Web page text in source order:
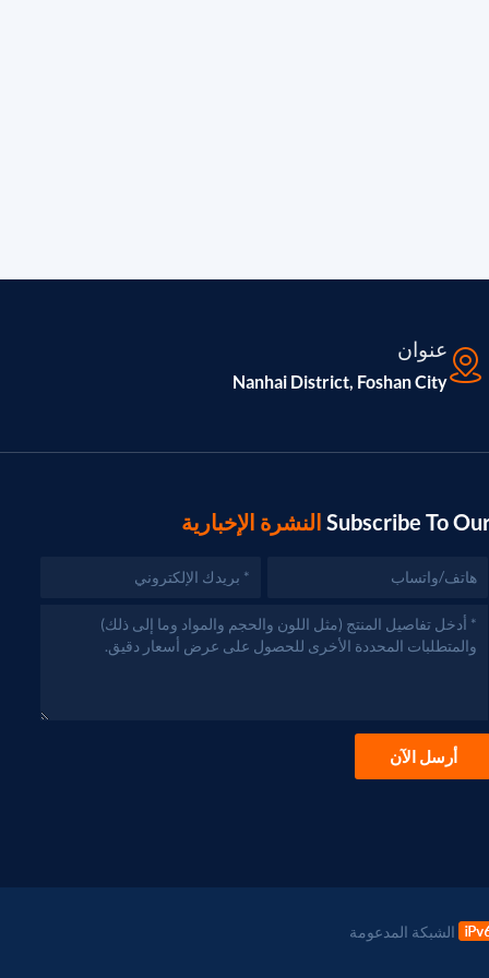
عنوان
Nanhai District, Foshan City
Subscribe To النشرة الإخبارية
أرسل الآن
الشبكة المدعومة